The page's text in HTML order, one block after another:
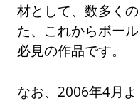
材として、数多く
た、これからボー
必見の作品です。
なお、2006年4月